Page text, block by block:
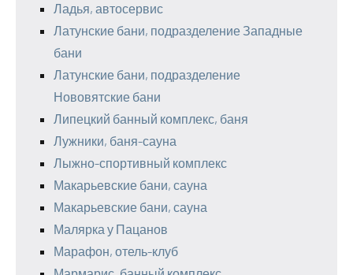
Ладья, автосервис
Латунские бани, подразделение Западные
бани
Латунские бани, подразделение
Нововятские бани
Липецкий банный комплекс, баня
Лужники, баня-сауна
Лыжно-спортивный комплекс
Макарьевские бани, сауна
Макарьевские бани, сауна
Малярка у Пацанов
Марафон, отель-клуб